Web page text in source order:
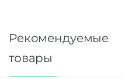
Рекомендуемые
товары